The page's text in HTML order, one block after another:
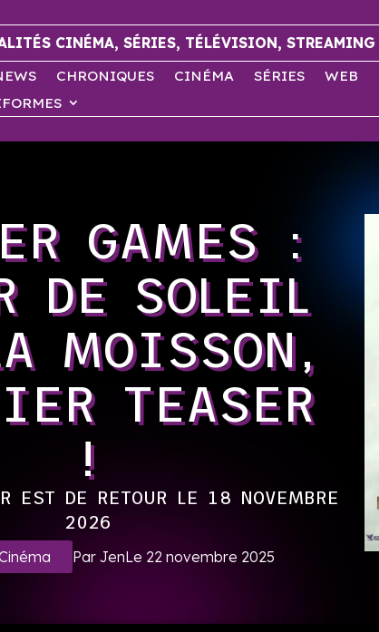
CINÉMA, SÉRIES, TÉLÉVISION, STREAMING
CHRONIQUES CINÉMA SÉRIES WEB
GAMES :
DE SOLEIL
MOISSON,
TEASER
!
EST DE RETOUR LE 18 NOVEMBRE
2026
Par JenLe 22 novembre 2025